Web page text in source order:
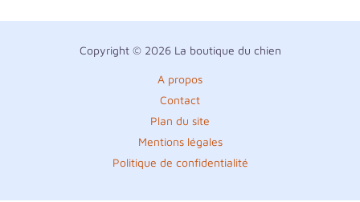
Copyright © 2026 La boutique du chien
A propos
Contact
Plan du site
Mentions légales
Politique de confidentialité